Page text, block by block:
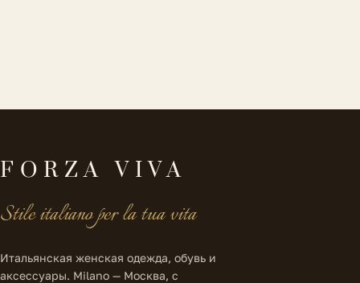
FORZA VIVA
Stile italiano per la tua vita
Итальянская женская одежда, обувь и
аксессуары. Milano — Москва, с